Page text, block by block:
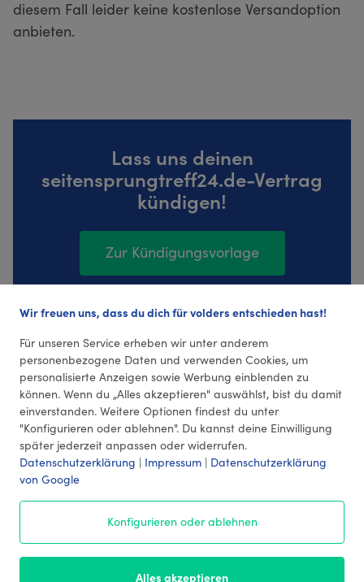
diesem Fall leider keine kostenlose Versandoption
anbieten.
Lass uns deinen
seitensprungtreff24.de-Vertrag
kündigen!
Zur Kündigungsvorlage
159 Bewertungen (4,35 Durchschnitt)
Wir freuen uns, dass du dich für volders entschieden hast!
Für unseren Service erheben wir unter anderem
personenbezogene Daten und verwenden Cookies, um
personalisierte Anzeigen sowie Werbung einblenden zu
können. Wenn du „Alles akzeptieren" auswählst, bist du damit
einverstanden. Weitere Optionen findest du unter
"Konfigurieren oder ablehnen". Du kannst deine Einwilligung
später jederzeit anpassen oder widerrufen.
Datenschutzerklärung | Impressum | Datenschutzerklärung
von Google
Konfigurieren oder ablehnen
Alles akzeptieren